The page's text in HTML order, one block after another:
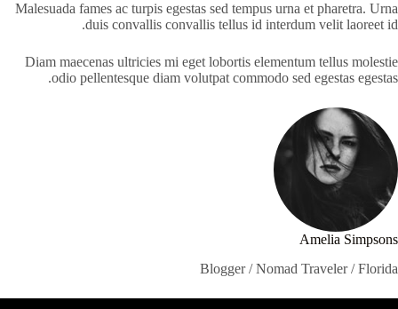
Malesuada fames ac turpis egestas sed tempus urna et pharetra. Urna
duis convallis convallis tellus id interdum velit laoreet id.
Diam maecenas ultricies mi eget lobortis elementum tellus molestie
odio pellentesque diam volutpat commodo sed egestas egestas.
Amelia Simpsons
Blogger / Nomad Traveler / Florida